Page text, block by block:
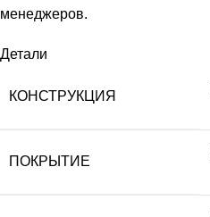
менеджеров.
Детали
КОНСТРУКЦИЯ
ПОКРЫТИЕ